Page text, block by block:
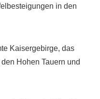
in den
Kaisergebirge, das
Hohen Tauern und